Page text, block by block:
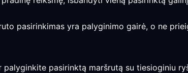
pasirinkimas yra palyginimo gairė, o ne
pasirinktą maršrutą su tiesioginiu